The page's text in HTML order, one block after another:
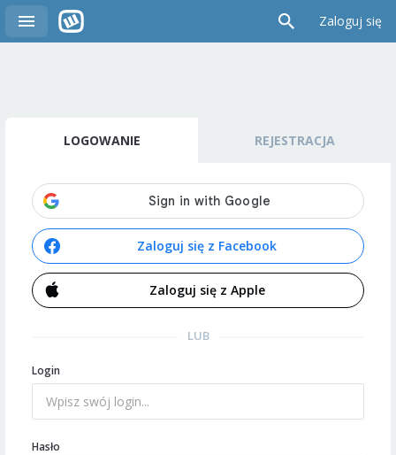
Zaloguj się
LOGOWANIE REJESTRACJA
Zaloguj się z Facebook
Zaloguj się z Apple
LUB
Login
Hasło